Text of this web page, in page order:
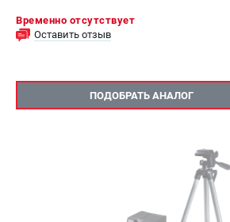
Временно отсутствует
Оставить отзыв
ПОДОБРАТЬ АНАЛОГ